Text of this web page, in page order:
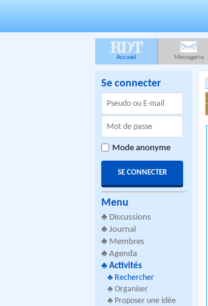
RDT
Accueil Messagerie
Se connecter
Mode anonyme
Menu
♣ Discussions
♣ Journal
♣ Membres
♣ Agenda
♣ Activités
♣ Rechercher
♣ Organiser
♣ Proposer une idée